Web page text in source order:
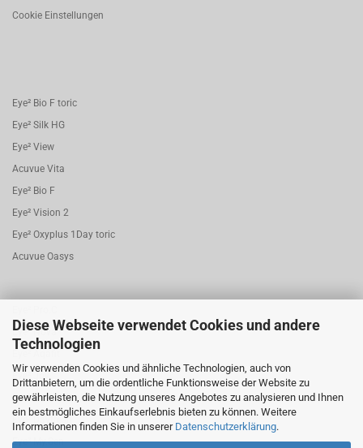
Diese Webseite verwendet Cookies und andere
Technologien
Wir verwenden Cookies und ähnliche Technologien, auch von
Drittanbietern, um die ordentliche Funktionsweise der Website zu
gewährleisten, die Nutzung unseres Angebotes zu analysieren und Ihnen
ein bestmögliches Einkaufserlebnis bieten zu können. Weitere
Informationen finden Sie in unserer Datenschutzerklärung.
Cookie Einstellungen
Eye² Bio F toric
Eye² Silk HG
Eye² View
Acuvue Vita
Eye² Bio F
Eye² Vision 2
Eye² Oxyplus 1Day toric
Acuvue Oasys
Eye² Nova
Eye² Joy
Eye² Bio.F 1 Day torisch
Eye² Dayfresh
Eye² My.Sen